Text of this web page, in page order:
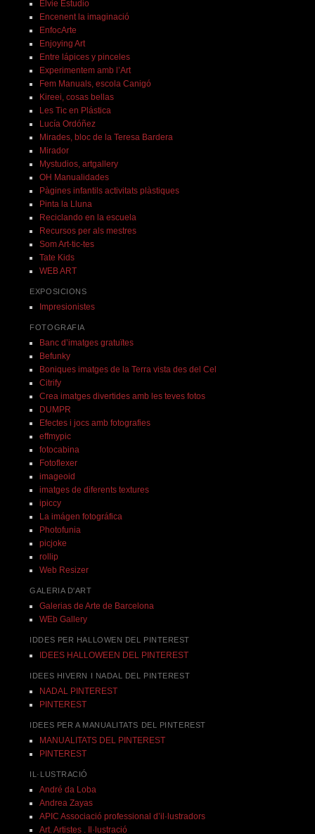
Elvie Estudio
Encenent la imaginació
EnfocArte
Enjoying Art
Entre lápices y pinceles
Experimentem amb l’Art
Fem Manuals, escola Canigó
Kireei, cosas bellas
Les Tic en Plástica
Lucía Ordóñez
Mirades, bloc de la Teresa Bardera
Mirador
Mystudios, artgallery
OH Manualidades
Pàgines infantils activitats plàstiques
Pinta la Lluna
Reciclando en la escuela
Recursos per als mestres
Som Art-tic-tes
Tate Kids
WEB ART
EXPOSICIONS
Impresionistes
FOTOGRAFIA
Banc d’imatges gratuïtes
Befunky
Boniques imatges de la Terra vista des del Cel
Citrify
Crea imatges divertides amb les teves fotos
DUMPR
Efectes i jocs amb fotografies
effmypic
fotocabina
Fotoflexer
imageoid
imatges de diferents textures
ipiccy
La imágen fotográfica
Photofunia
picjoke
rollip
Web Resizer
GALERIA D'ART
Galerias de Arte de Barcelona
WEb Gallery
IDDES PER HALLOWEN DEL PINTEREST
IDEES HALLOWEEN DEL PINTEREST
IDEES HIVERN I NADAL DEL PINTEREST
NADAL PINTEREST
PINTEREST
IDEES PER A MANUALITATS DEL PINTEREST
MANUALITATS DEL PINTEREST
PINTEREST
IL·LUSTRACIÓ
André da Loba
Andrea Zayas
APIC Associació professional d’il·lustradors
Art. Artistes . Il·lustració